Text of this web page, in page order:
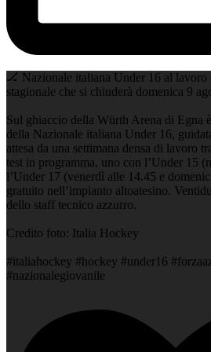
🏒 Nazionale italiana Under 16 al lavoro
stagionale che si chiuderà domenica 9
Sul ghiaccio della Würth Arena di Egna
della Nazionale italiana Under 16,
attesa da una settimana densa di lavoro
test in programma, uno con l’Under 15
l’Under 17 (venerdì alle 14.45 e
gratuito nell’impianto altoatesino.
dello staff tecnico azzurro.
Credito foto: Italia Hockey
#italiahockey #hockey #under16
#nazionalegiovanile